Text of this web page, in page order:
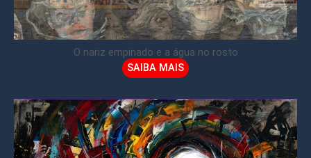
O nariz empinado e a água no rosto
SAIBA MAIS